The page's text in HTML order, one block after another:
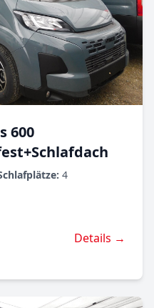
600
4
Details →